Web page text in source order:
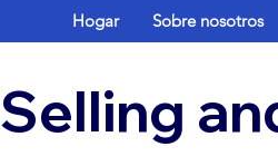
Hogar Sobre nosotros
Selling